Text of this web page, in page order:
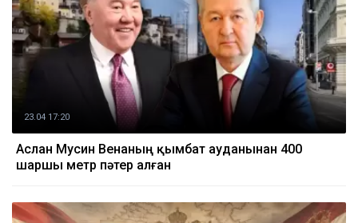
23.04 17:20
Аслан Мусин Венаның қымбат ауданынан 400
шаршы метр пәтер алған